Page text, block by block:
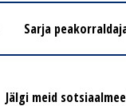
Sarja
Jälgi meid